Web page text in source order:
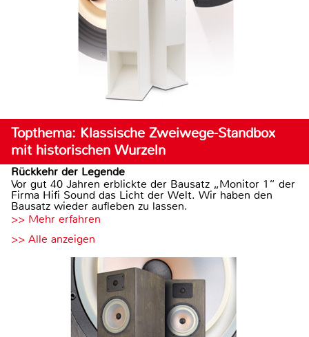
Topthema: Klassische Zweiwege-Standbox
mit historischen Wurzeln
Rückkehr der Legende
Vor gut 40 Jahren erblickte der Bausatz „Monitor 1“ der
Firma Hifi Sound das Licht der Welt. Wir haben den
Bausatz wieder aufleben zu lassen.
>> Mehr erfahren
>> Alle anzeigen